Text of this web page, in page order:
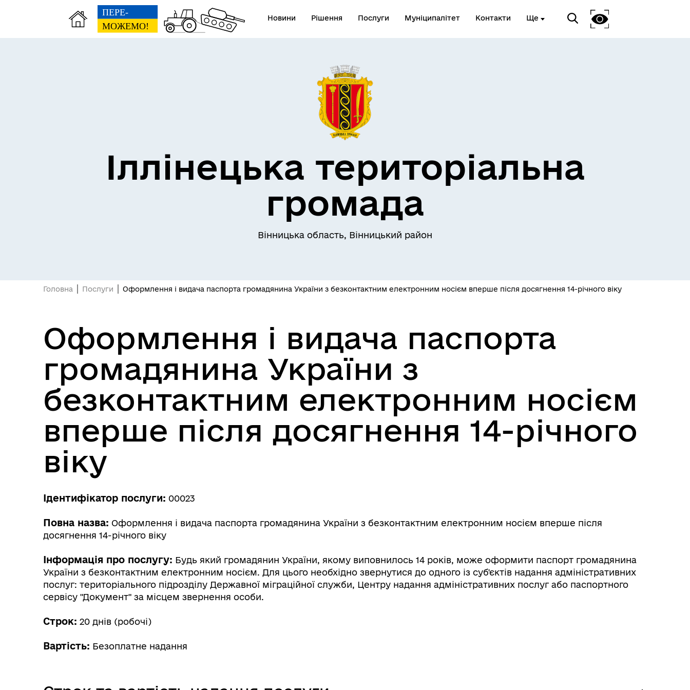
Новини Рішення Послуги Муніципалітет Контакти Ще
Іллінецька територіальна
громада
Вінницька область, Вінницький район
Головна Послуги Оформлення і видача паспорта громадянина України з безконтактним електронним носієм вперше після досягнення 14-річного віку
Оформлення і видача паспорта
громадянина України з
безконтактним електронним носієм
вперше після досягнення 14-річного
віку
Ідентифікатор послуги: 00023
Повна назва: Оформлення і видача паспорта громадянина України з безконтактним електронним носієм вперше після
досягнення 14-річного віку
Інформація про послугу: Будь який громадянин України, якому виповнилось 14 років, може оформити паспорт громадянина
України з безконтактним електронним носієм. Для цього необхідно звернутися до одного із суб'єктів надання адміністративних
послуг: територіального підрозділу Державної міграційної служби, Центру надання адміністративних послуг або паспортного
сервісу "Документ" за місцем звернення особи.
Строк: 20 днів (робочі)
Вартість: Безоплатне надання